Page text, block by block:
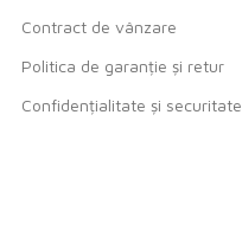
Contract de vânzare
Politica de garanție și retur
Confidențialitate și securitate